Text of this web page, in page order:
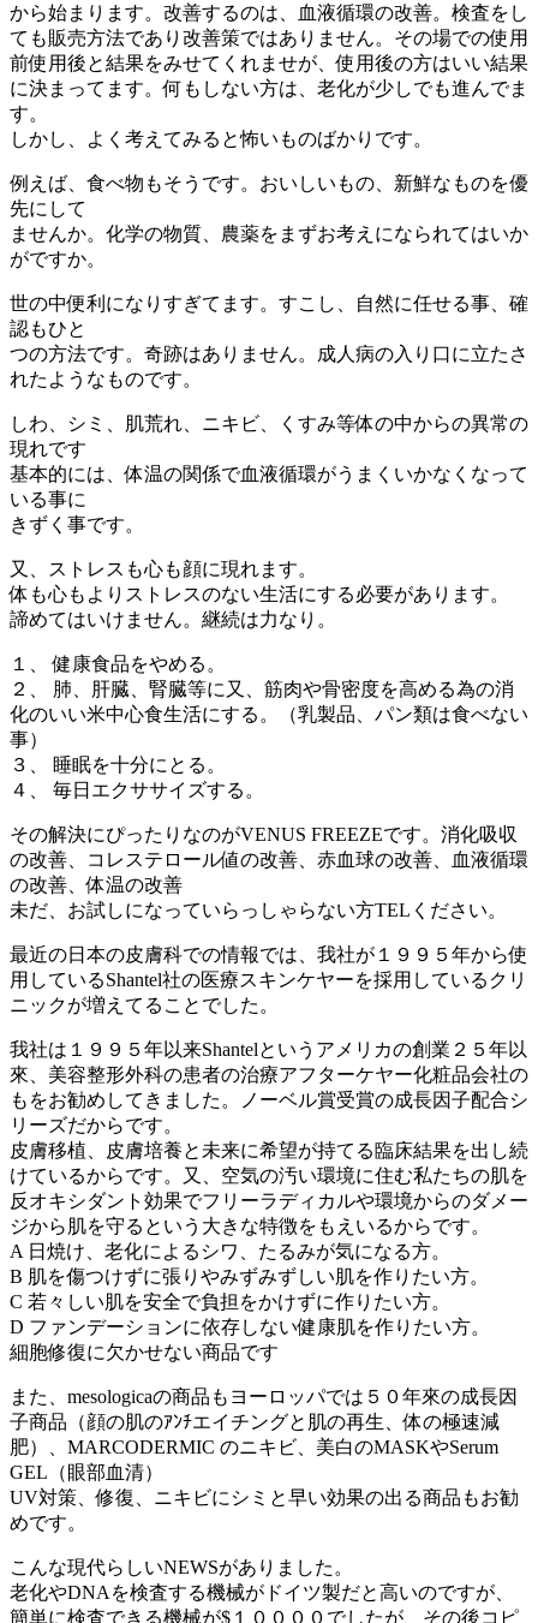
から始まります。改善するのは、血液循環の改善。検査をし
ても販売方法であり改善策ではありません。その場での使用
前使用後と結果をみせてくれませが、使用後の方はいい結果
に決まってます。何もしない方は、老化が少しでも進んでま
す。
しかし、よく考えてみると怖いものばかりです。
例えば、食べ物もそうです。おいしいもの、新鮮なものを優
先にして
ませんか。化学の物質、農薬をまずお考えになられてはいか
がですか。
世の中便利になりすぎてます。すこし、自然に任せる事、確
認もひと
つの方法です。奇跡はありません。成人病の入り口に立たさ
れたようなものです。
しわ、シミ、肌荒れ、ニキビ、くすみ等体の中からの異常の
現れです
基本的には、体温の関係で血液循環がうまくいかなくなって
いる事に
きずく事です。
又、ストレスも心も顔に現れます。
体も心もよりストレスのない生活にする必要があります。
諦めてはいけません。継続は力なり。
１、 健康食品をやめる。
２、 肺、肝臓、腎臓等に又、筋肉や骨密度を高める為の消
化のいい米中心食生活にする。（乳製品、パン類は食べない
事）
３、 睡眠を十分にとる。
４、 毎日エクササイズする。
その解決にぴったりなのがVENUS FREEZEです。消化吸収
の改善、コレステロール値の改善、赤血球の改善、血液循環
の改善、体温の改善
未だ、お試しになっていらっしゃらない方TELください。
最近の日本の皮膚科での情報では、我社が１９９５年から使
用しているShantel社の医療スキンケヤーを採用しているクリ
ニックが増えてることでした。
我社は１９９５年以来Shantelというアメリカの創業２５年以
來、美容整形外科の患者の治療アフターケヤー化粧品会社の
もをお勧めしてきました。ノーベル賞受賞の成長因子配合シ
リーズだからです。
皮膚移植、皮膚培養と未来に希望が持てる臨床結果を出し続
けているからです。又、空気の汚い環境に住む私たちの肌を
反オキシダント効果でフリーラディカルや環境からのダメー
ジから肌を守るという大きな特徴をもえいるからです。
A 日焼け、老化によるシワ、たるみが気になる方。
B 肌を傷つけずに張りやみずみずしい肌を作りたい方。
C 若々しい肌を安全で負担をかけずに作りたい方。
D ファンデーションに依存しない健康肌を作りたい方。
細胞修復に欠かせない商品です
また、mesologicaの商品もヨーロッパでは５０年來の成長因
子商品（顔の肌のｱﾝﾁエイチングと肌の再生、体の極速減
肥）、MARCODERMIC のニキビ、美白のMASKやSerum
GEL（眼部血清）
UV対策、修復、ニキビにシミと早い効果の出る商品もお勧
めです。
こんな現代らしいNEWSがありました。
老化やDNAを検査する機械がドイツ製だと高いのですが、
簡単に検査できる機械が$１００００でしたが、その後コピ